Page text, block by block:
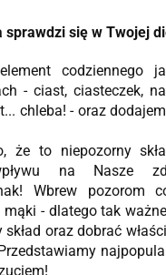
sprawdzi się w Twojej
codziennego
- ciast, ciasteczek,
chleba! - oraz
że to niepozorny
na Nasze
Wbrew pozorom
mąki - dlatego tak
oraz dobrać